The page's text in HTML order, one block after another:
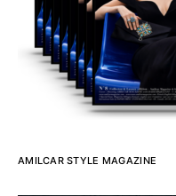
AMILCAR STYLE MAGAZINE